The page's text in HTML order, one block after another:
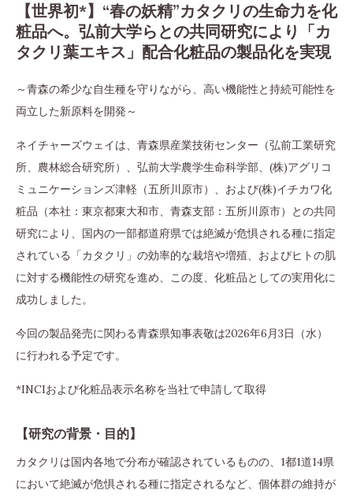
【世界初*】“春の妖精”カタクリの生命力を化
粧品へ。弘前大学らとの共同研究により「カ
タクリ葉エキス」配合化粧品の製品化を実現
～青森の希少な自生種を守りながら、高い機能性と持続可能性を
両立した新原料を開発～
ネイチャーズウェイは、青森県産業技術センター（弘前工業研究
所、農林総合研究所）、弘前大学農学生命科学部、(株)アグリコ
ミュニケーションズ津軽（五所川原市）、および(株)イチカワ化
粧品（本社：東京都東大和市、青森支部：五所川原市）との共同
研究により、国内の一部都道府県では絶滅が危惧される種に指定
されている「カタクリ」の効率的な栽培や増殖、およびヒトの肌
に対する機能性の研究を進め、この度、化粧品としての実用化に
成功しました。
今回の製品発売に関わる青森県知事表敬は2026年6月3日（水）
に行われる予定です。
*INCIおよび化粧品表示名称を当社で申請して取得
【研究の背景・目的】
カタクリは国内各地で分布が確認されているものの、1都1道14県
において絶滅が危惧される種に指定されるなど、個体群の維持が